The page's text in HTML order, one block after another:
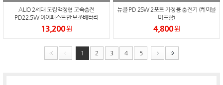
ALIO 2세대 도킹액정형 고속충전
PD22.5W 아이패스트만 보조배터리
10000mAh
13,200원
뉴클 PD 25W 2포트 가정용 충전기 (케이블
미포함)
4,800원
1 2 3 4 5